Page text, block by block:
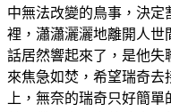
中無法改變的鳥事，決定
裡，瀟瀟灑灑地離開人世
話居然響起來了，是他失
來焦急如焚，希望瑞奇
上，無奈的瑞奇只好簡